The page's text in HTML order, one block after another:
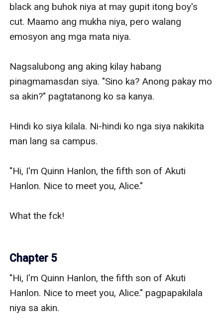
black ang buhok niya at may gupit itong boy's
cut. Maamo ang mukha niya, pero walang
emosyon ang mga mata niya.
Nagsalubong ang aking kilay habang
pinagmamasdan siya. "Sino ka? Anong pakay mo
sa akin?" pagtatanong ko sa kanya.
Hindi ko siya kilala. Ni-hindi ko nga siya nakikita
man lang sa campus.
"Hi, I'm Quinn Hanlon, the fifth son of Akuti
Hanlon. Nice to meet you, Alice."
What the fck!
Chapter 5
"Hi, I'm Quinn Hanlon, the fifth son of Akuti
Hanlon. Nice to meet you, Alice." pagpapakilala
niya sa akin.